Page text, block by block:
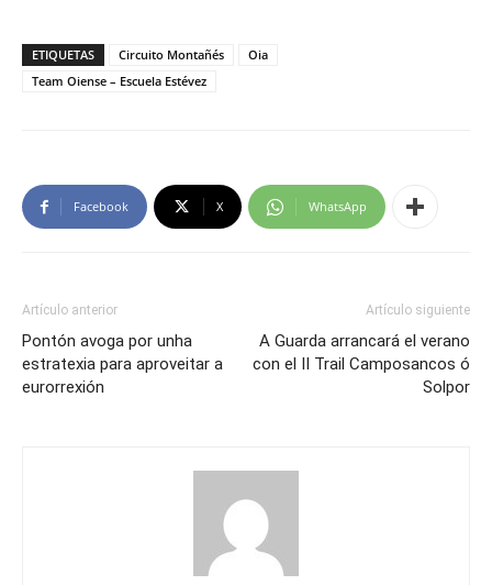
ETIQUETAS Circuito Montañés
Oia
Team Oiense – Escuela Estévez
Facebook X WhatsApp
Artículo anterior
Pontón avoga por unha
estratexia para aproveitar a
eurorrexión
Artículo siguiente
A Guarda arrancará el verano
con el II Trail Camposancos ó
Solpor